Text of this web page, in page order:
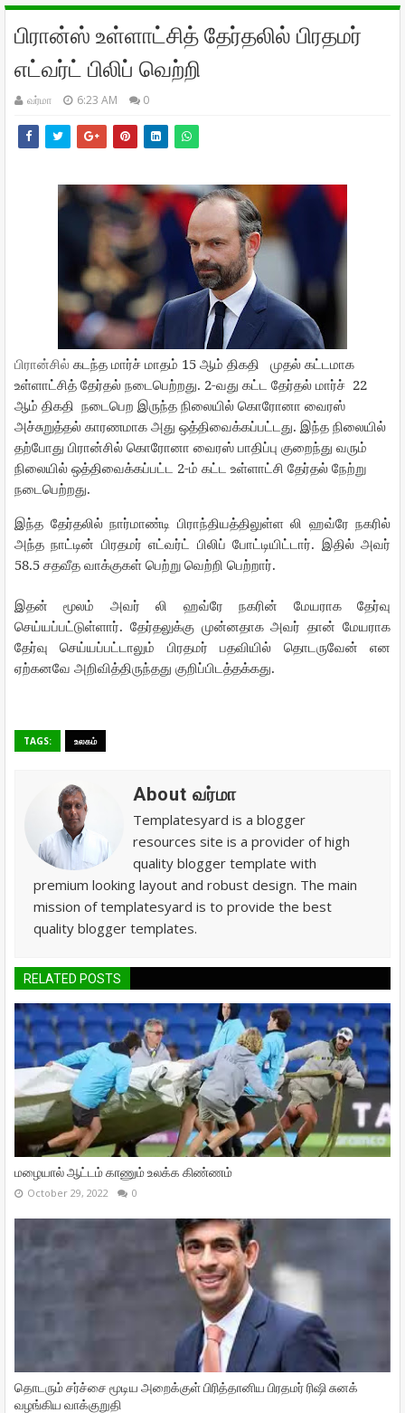
பிரான்ஸ் உள்ளாட்சித் தேர்தலில் பிரதமர்
எட்வர்ட் பிலிப் வெற்றி
வர்மா 6:23 AM 0
பிரான்சில் கடந்த மார்ச் மாதம் 15 ஆம் திகதி முதல் கட்டமாக
உள்ளாட்சித் தேர்தல் நடைபெற்றது. 2-வது கட்ட தேர்தல் மார்ச் 22
ஆம் திகதி நடைபெற இருந்த நிலையில் கொரோனா வைரஸ்
அச்சுறுத்தல் காரணமாக அது ஒத்திவைக்கப்பட்டது. இந்த நிலையில்
தற்போது பிரான்சில் கொரோனா வைரஸ் பாதிப்பு குறைந்து வரும்
நிலையில் ஒத்திவைக்கப்பட்ட 2-ம் கட்ட உள்ளாட்சி தேர்தல் நேற்று
நடைபெற்றது.
இந்த தேர்தலில் நார்மாண்டி பிராந்தியத்திலுள்ள லி ஹவ்ரே நகரில்
அந்த நாட்டின் பிரதமர் எட்வர்ட் பிலிப் போட்டியிட்டார். இதில் அவர்
58.5 சதவீத வாக்குகள் பெற்று வெற்றி பெற்றார்.
இதன் மூலம் அவர் லி ஹவ்ரே நகரின் மேயராக
தேர்வு
செய்யப்பட்டுள்ளார். தேர்தலுக்கு முன்னதாக அவர் தான் மேயராக
தேர்வு
செய்யப்பட்டாலும் பிரதமர் பதவியில் தொடருவேன்
என
ஏற்கனவே அறிவித்திருந்தது குறிப்பிடத்தக்கது.
TAGS: உலகம்
About வர்மா
Templatesyard is a blogger
resources site is a provider of high
quality blogger template with
premium looking layout and robust design. The main
mission of templatesyard is to provide the best
quality blogger templates.
RELATED POSTS
மழையால் ஆட்டம் காணும் உலக்க கிண்ணம்
October 29, 2022 0
தொடரும் சர்ச்சை மூடிய அறைக்குள் பிரித்தானிய பிரதமர் ரிஷி சுனக்
வழங்கிய வாக்குறுதி